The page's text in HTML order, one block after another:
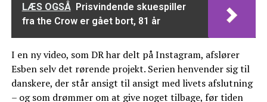
LÆS OGSÅ Prisvindende skuespiller
fra the Crow er gået bort, 81 år
I en ny video, som DR har delt på Instagram, afslører
Esben selv det rørende projekt. Serien henvender sig til
danskere, der står ansigt til ansigt med livets afslutning
– og som drømmer om at give noget tilbage, før tiden